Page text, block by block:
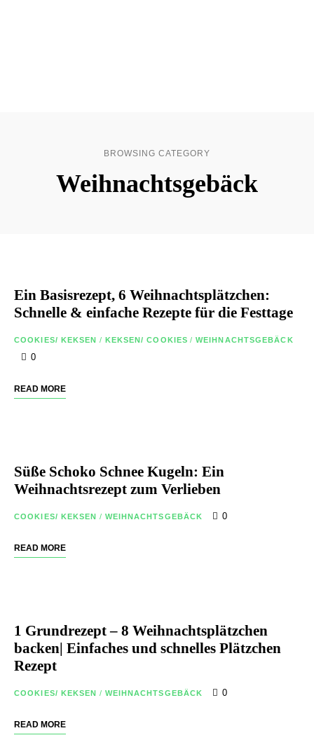
BROWSING CATEGORY
Weihnachtsgebäck
Ein Basisrezept, 6 Weihnachtsplätzchen:
Schnelle & einfache Rezepte für die Festtage
COOKIES/ KEKSEN / KEKSEN/ COOKIES / WEIHNACHTSGEBÄCK
0
READ MORE
Süße Schoko Schnee Kugeln: Ein
Weihnachtsrezept zum Verlieben
COOKIES/ KEKSEN / WEIHNACHTSGEBÄCK 0
READ MORE
1 Grundrezept – 8 Weihnachtsplätzchen
backen| Einfaches und schnelles Plätzchen
Rezept
COOKIES/ KEKSEN / WEIHNACHTSGEBÄCK 0
READ MORE